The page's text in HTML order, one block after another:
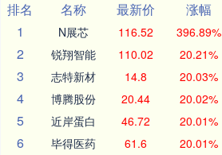
排名
名称 最新价 涨幅
1
N展芯 116.52 396.89%
2 锐翔智能 110.02 20.21%
3 志特新材 14.8 20.03%
4 博腾股份 20.44 20.02%
5 近岸蛋白 46.72 20.01%
6 毕得医药 61.6 20.01%